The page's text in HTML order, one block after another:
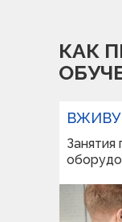
КАК
Занятия